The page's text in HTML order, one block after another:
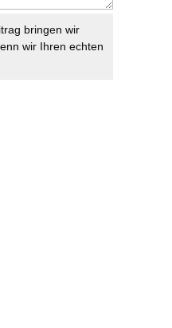
bringen wir
wir Ihren echten